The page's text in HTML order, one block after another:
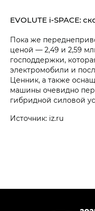
EVOLUTE i‑SPACE:
Пока же
ценой — 2,49 и 2,59
господдержки,
электромобили и
Ценник, а также
машины очевидно
гибридной силовой
Источник: iz.ru